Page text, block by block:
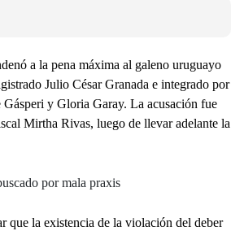
a la pena máxima al galeno uruguayo
Julio César Granada e integrado por
y Gloria Garay. La acusación fue
Mirtha Rivas, luego de llevar adelante la
por mala praxis
que la existencia de la violación del deber